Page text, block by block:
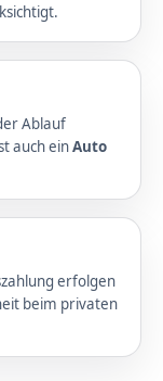
Ablauf
auch einAuto
erfolgen
beim privaten